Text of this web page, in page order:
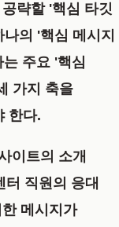
략할 '핵심 타깃
의 '핵심 메시지
주요 '핵심
가지 축을
한다.
이트의 소개
직원의 응대
메시지가